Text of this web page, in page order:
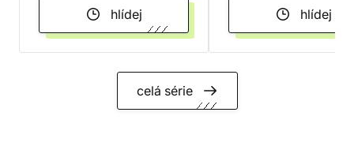
hlídej hlídej
celá série